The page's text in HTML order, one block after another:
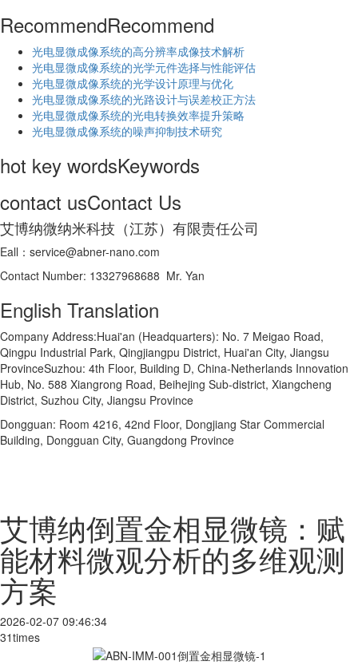
RecommendRecommend
光电显微成像系统的高分辨率成像技术解析
​光电显微成像系统的光学元件选择与性能评估
光电显微成像系统的光学设计原理与优化
光电显微成像系统的光路设计与误差校正方法
光电显微成像系统的光电转换效率提升策略
光电显微成像系统的噪声抑制技术研究
hot key wordsKeywords
contact usContact Us
艾博纳微纳米科技（江苏）有限责任公司
Eall：service@abner-nano.com
Contact Number: 13327968688 Mr. Yan
English Translation
Company Address:Huai'an (Headquarters): No. 7 Meigao Road,
Qingpu Industrial Park, Qingjiangpu District, Huai'an City, Jiangsu
ProvinceSuzhou: 4th Floor, Building D, China-Netherlands Innovation
Hub, No. 588 Xiangrong Road, Beihejing Sub-district, Xiangcheng
District, Suzhou City, Jiangsu Province
Dongguan: Room 4216, 42nd Floor, Dongjiang Star Commercial
Building, Dongguan City, Guangdong Province
艾博纳倒置金相显微镜：赋
能材料微观分析的多维观测
方案
2026-02-07 09:46:34
31times